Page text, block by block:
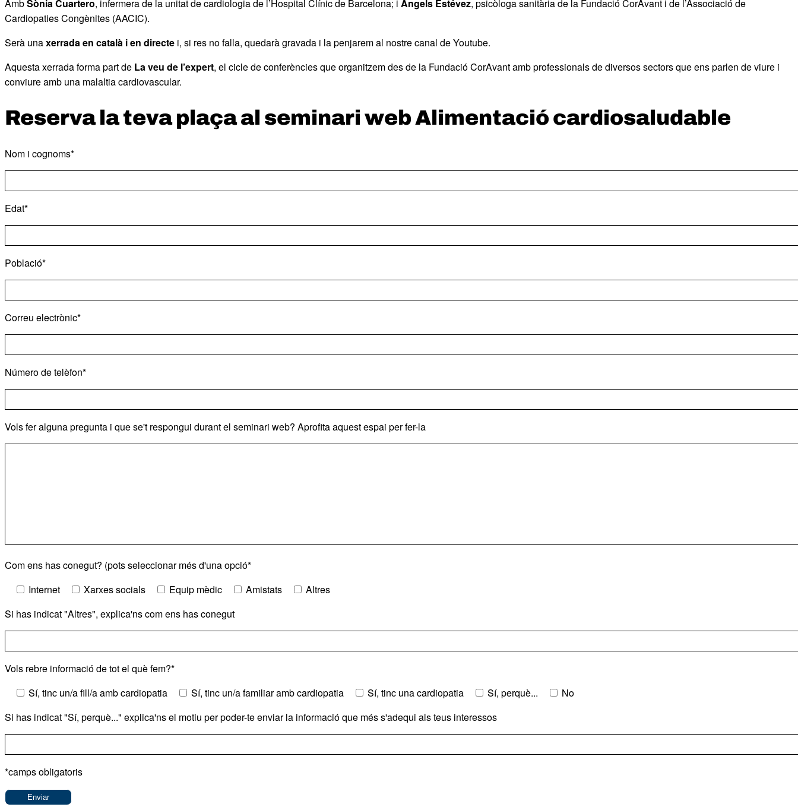
AmbSònia Cuartero, infermera de la unitat de cardiologia de l’Hospital Clínic de Barcelona; i Àngels Estévez, psicòloga sanitària de la Fundació CorAvant i de l’Associació de
Cardiopaties Congènites (AACIC).
Serà unaxerrada en català i en directe i, si res no falla, quedarà gravada i la penjarem al nostre canal de Youtube.
Aquesta xerrada forma part de La veu de l’expert, el cicle de conferències que organitzem des de la Fundació CorAvant amb professionals de diversos sectors que ens parlen de viure i
conviure amb una malaltia cardiovascular.
Reserva la teva plaça al seminari web Alimentació cardiosaludable
Nom i cognoms*
Edat*
Població*
Correu electrònic*
Número de telèfon*
Vols fer alguna pregunta i que se't respongui durant el seminari web? Aprofita aquest espai per fer-la
Com ens has conegut? (pots seleccionar més d'una opció*
Internet
Xarxes socials Equip mèdic Amistats
Altres
Si has indicat "Altres", explica'ns com ens has conegut
Vols rebre informació de tot el què fem?*
Sí, tinc un/a fill/a amb cardiopatia
Sí, tinc un/a familiar amb cardiopatia Sí, tinc una cardiopatia Sí, perquè...
No
Si has indicat "Sí, perquè..." explica'ns el motiu per poder-te enviar la informació que més s'adequi als teus interessos
*camps obligatoris